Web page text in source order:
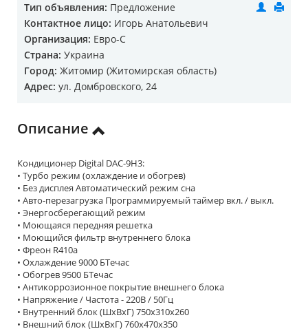
Тип объявления: Предложение
Контактное лицо: Игорь Анатольевич
Организация: Евро-С
Страна: Украина
Город: Житомир (Житомирская область)
Адрес: ул. Домбровского, 24
Описание
Кондиционер Digital DAC-9H3:
• Турбо режим (охлаждение и обогрев)
• Без дисплея Автоматический режим сна
• Авто-перезагрузка Программируемый таймер вкл. / выкл.
• Энергосберегающий режим
• Моющаяся передняя решетка
• Моющийся фильтр внутреннего блока
• Фреон R410a
• Охлаждение 9000 БТечас
• Обогрев 9500 БТечас
• Антикоррозионное покрытие внешнего блока
• Напряжение / Частота - 220В / 50Гц
• Внутренний блок (ШхВхГ) 750х310х260
• Внешний блок (ШхВхГ) 760х470х350